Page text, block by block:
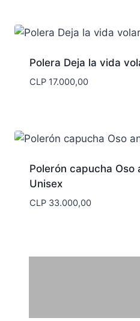
Polera Deja la vida
CLP17.000,00
Polerón capucha Oso
Unisex
CLP33.000,00